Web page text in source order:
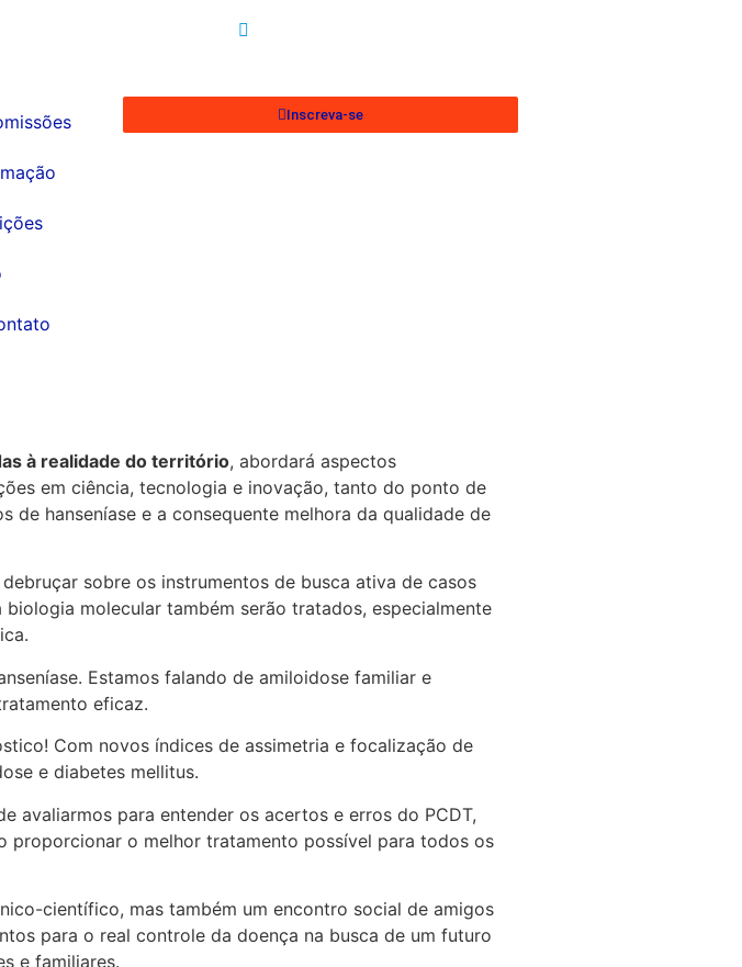
Inscreva-se
à realidade do território, abordará aspectos
em ciência, tecnologia e inovação, tanto do ponto de
hanseníase e a consequente melhora da qualidade de
sobre os instrumentos de busca ativa de casos
molecular também serão tratados, especialmente
Estamos falando de amiloidose familiar e
eficaz.
Com novos índices de assimetria e focalização de
e diabetes mellitus.
avaliarmos para entender os acertos e erros do PCDT,
proporcionar o melhor tratamento possível para todos os
científico, mas também um encontro social de amigos
para o real controle da doença na busca de um futuro
e familiares.